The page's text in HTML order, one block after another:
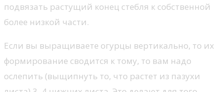
подвязать растущий конец стебля к собственной
более низкой части.
Если вы выращиваете огурцы вертикально, то их
формирование сводится к тому, то вам надо
ослепить (выщипнуть то, что растет из пазухи